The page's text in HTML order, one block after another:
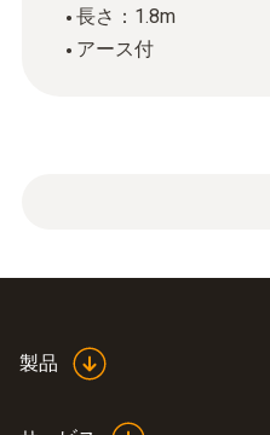
長さ：1.8m
アース付
電源接続ケーブルｘ１
製品